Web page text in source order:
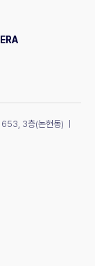
3층(논현동) ㅣ